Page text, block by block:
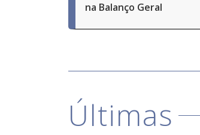
na Balanço Geral
Últimas